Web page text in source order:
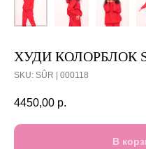
ХУДИ КОЛОРБЛОК
SKU: SÛR | 000118
4450,00 р.
В